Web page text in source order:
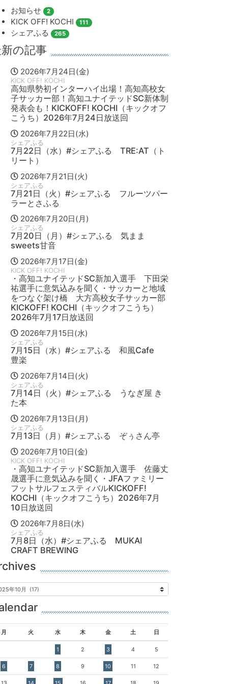
お知らせ 2
KICK OFF! KOCHI 111
シェアふる 265
の記事
2026年7月24日(金)
KICK OFF! KOCHI
高知県勢初インターハイ出場！高知高校女
子サッカー部！高知ユナイテッドSC新体制
発表会も！KICKOFF! KOCHI（キックオフ
こうち）2026年7月24日放送回
2026年7月22日(水)
シェアふる
7月22日（水）#シェアふる TRE:AT（ト
リート）
2026年7月21日(火)
シェアふる
7月21日（火）#シェアふる フルーツパー
ラーとさふる
2026年7月20日(月)
シェアふる
7月20日（月）#シェアふる 気まま
sweets甘音
2026年7月17日(金)
KICK OFF! KOCHI
・高知ユナイテッドSC新加入選手 下田栄
祐選手に意気込みを聞く・サッカーと地域
をつなぐ架け橋 大方高校女子サッカー部
KICKOFF! KOCHI（キックオフこうち）
2026年7月17日放送回
2026年7月15日(水)
シェアふる
7月15日（水）#シェアふる 和風Cafe
豊楽
2026年7月14日(火)
シェアふる
7月14日（火）#シェアふる うなぎ屋 き
た本
2026年7月13日(月)
シェアふる
7月13日（月）#シェアふる ぞぅさん亭
2026年7月10日(金)
KICK OFF! KOCHI
・高知ユナイテッドSC新加入選手 佐藤丈
晟選手に意気込みを聞く・JFAファミリー
フットサルフェスティバルKICKOFF!
KOCHI（キックオフこうち）2026年7月
10日放送回
2026年7月8日(水)
シェアふる
7月8日（水）#シェアふる MUKAI
CRAFT BREWING
月 火 水 木 金 土 日
1 2 3 4 5
6 7 8 9 10 11 12